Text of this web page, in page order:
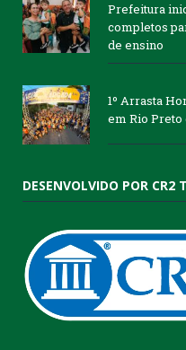
Prefeitura
completos
de ensino
1º Arrasta
em Rio Preto
DESENVOLVIDO POR CR2